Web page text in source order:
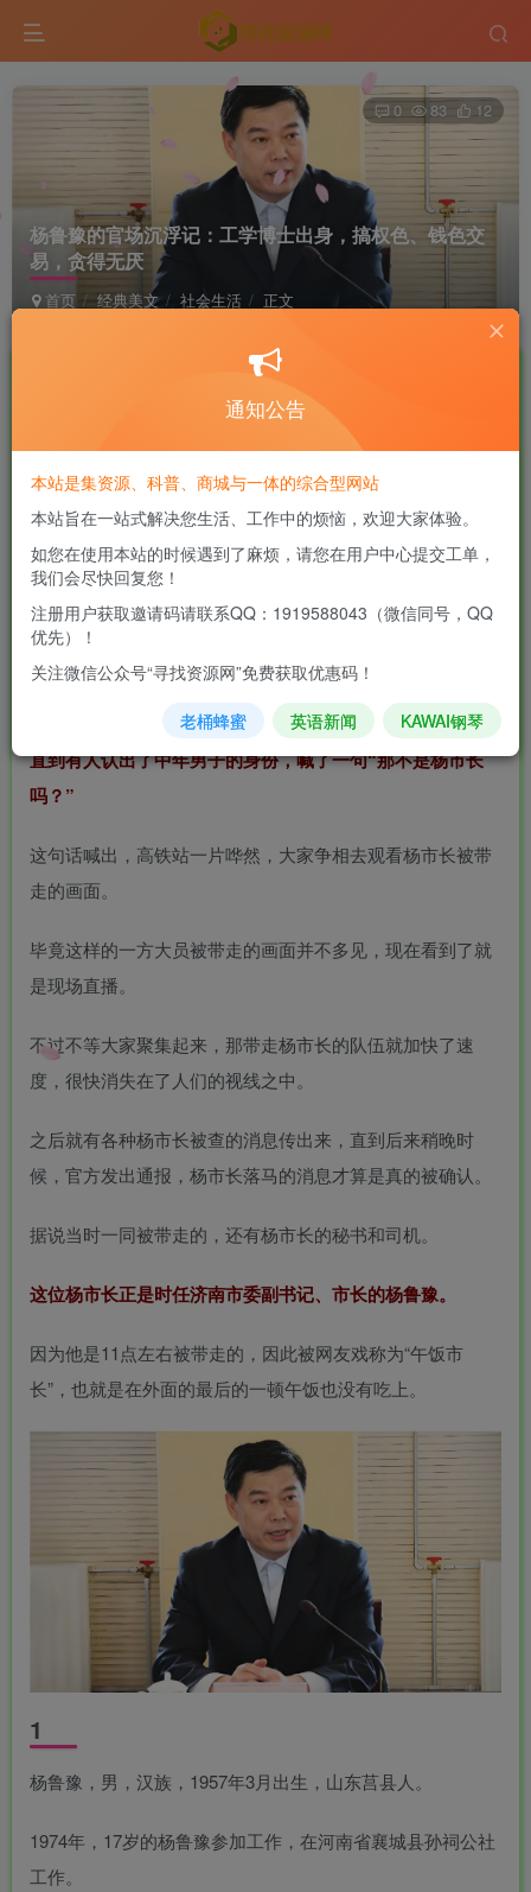
杨鲁豫的官场沉浮记：工学博士出身，搞权色、钱色交
易，贪得无厌
首页 经典美文 社会生活 正文
0 83 12
极好 · 1000
2016年4月6日的济南西站很是热闹，因为在那天11点左右，
很多准备乘坐高铁的市民，目睹了一场如同电影画面般的景
象。
有一位身穿夹克衫的中年男子在济南西站被几个年轻小伙簇
拥着带走，一行人看上去还是极为显眼的，因此吸引了很多
直到有人认出了中年男子的身份，喊了一句“那不是杨市长
吗？”
这句话喊出，高铁站一片哗然，大家争相去观看杨市长被带
走的画面。
毕竟这样的一方大员被带走的画面并不多见，现在看到了就
是现场直播。
不过不等大家聚集起来，那带走杨市长的队伍就加快了速
度，很快消失在了人们的视线之中。
之后就有各种杨市长被查的消息传出来，直到后来稍晚时
候，官方发出通报，杨市长落马的消息才算是真的被确认。
据说当时一同被带走的，还有杨市长的秘书和司机。
这位杨市长正是时任济南市委副书记、市长的杨鲁豫。
因为他是11点左右被带走的，因此被网友戏称为“午饭市
长”，也就是在外面的最后的一顿午饭也没有吃上。
1
杨鲁豫，男，汉族，1957年3月出生，山东莒县人。
1974年，17岁的杨鲁豫参加工作，在河南省襄城县孙祠公社
工作。
通知公告
本站是集资源、科普、商城与一体的综合型网站
本站旨在一站式解决您生活、工作中的烦恼，欢迎大家体验。
如您在使用本站的时候遇到了麻烦，请您在用户中心提交工单，
我们会尽快回复您！
注册用户获取邀请码请联系QQ：1919588043（微信同号，QQ
优先）！
关注微信公众号“寻找资源网”免费获取优惠码！
老桶蜂蜜 英语新闻 KAWAI钢琴